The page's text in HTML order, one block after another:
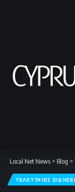
Local Net News > Blog >
ΤΕΛΕΥΤΑΊΕΣ